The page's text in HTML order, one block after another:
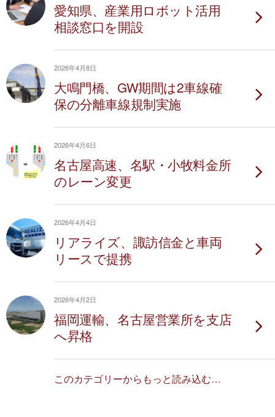
愛知県、産業用ロボット活用
相談窓口を開設
2026年4月8日
大鳴門橋、GW期間は2車線確
保の分離車線規制実施
2026年4月6日
名古屋高速、名駅・小牧料金所
のレーン変更
2026年4月4日
リアライズ、諏訪信金と車両
リースで提携
2026年4月2日
福岡運輸、名古屋営業所を支店
へ昇格
このカテゴリーからもっと読み込む…